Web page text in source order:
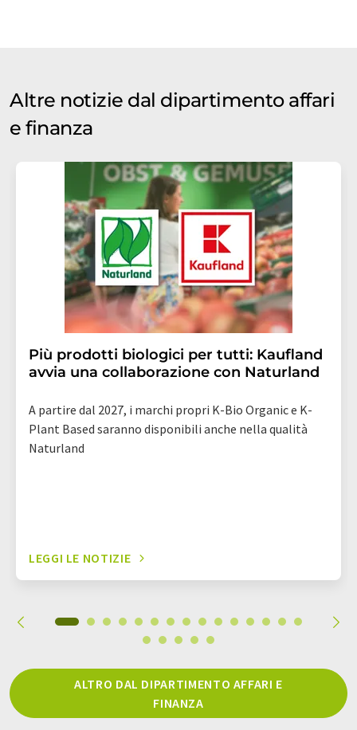
Altre notizie dal dipartimento affari
e finanza
Più prodotti biologici per tutti: Kaufland
avvia una collaborazione con Naturland
A partire dal 2027, i marchi propri K-Bio Organic e K-
Plant Based saranno disponibili anche nella qualità
Naturland
LEGGI LE NOTIZIE
ALTRO DAL DIPARTIMENTO AFFARI E
FINANZA